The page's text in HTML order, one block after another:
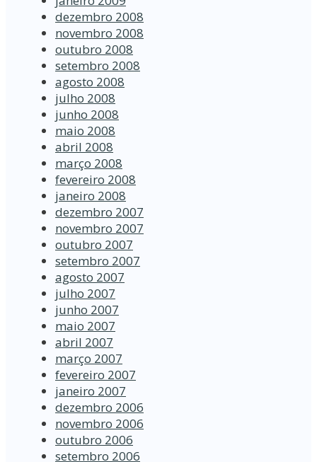
dezembro 2008
novembro 2008
outubro 2008
setembro 2008
agosto 2008
julho 2008
junho 2008
maio 2008
abril 2008
março 2008
fevereiro 2008
janeiro 2008
dezembro 2007
novembro 2007
outubro 2007
setembro 2007
agosto 2007
julho 2007
junho 2007
maio 2007
abril 2007
março 2007
fevereiro 2007
janeiro 2007
dezembro 2006
novembro 2006
outubro 2006
setembro 2006